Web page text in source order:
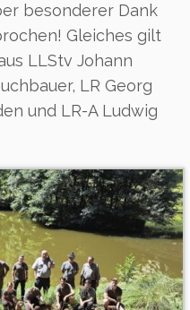
besonderer Dank
Gleiches gilt
LLStv Johann
LR Georg
und LR-A Ludwig